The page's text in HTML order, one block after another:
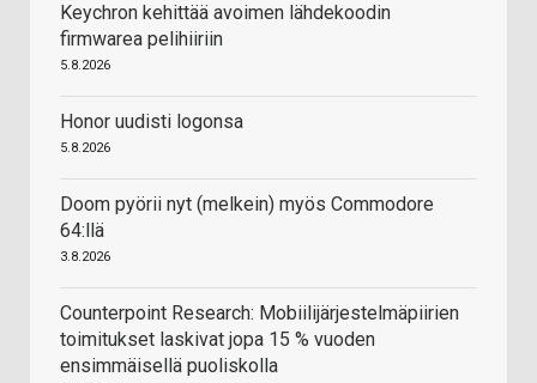
Keychron kehittää avoimen lähdekoodin
firmwarea pelihiiriin
5.8.2026
Honor uudisti logonsa
5.8.2026
Doom pyörii nyt (melkein) myös Commodore
64:llä
3.8.2026
Counterpoint Research: Mobiilijärjestelmäpiirien
toimitukset laskivat jopa 15 % vuoden
ensimmäisellä puoliskolla